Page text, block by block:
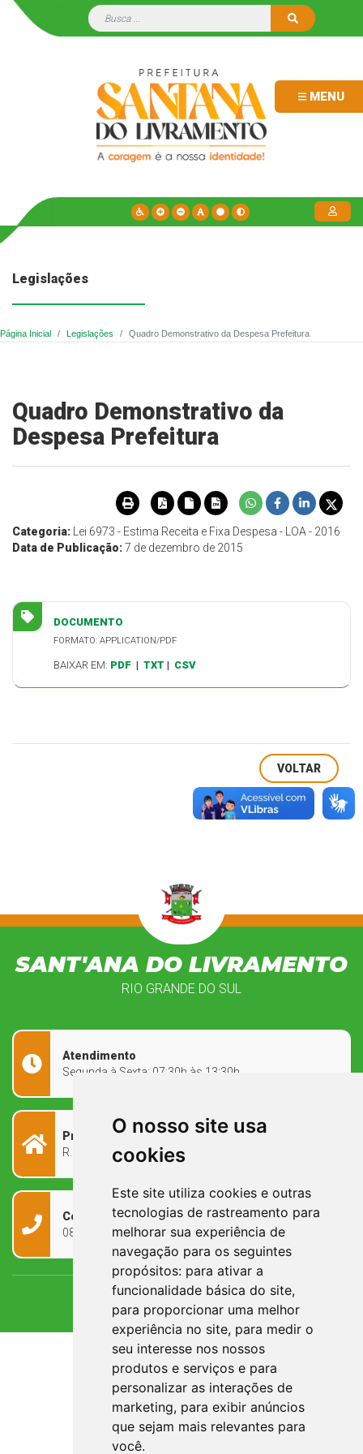
O nosso site usa
cookies
Este site utiliza cookies e outras
tecnologias de rastreamento para
melhorar sua experiência de
navegação para os seguintes
propósitos: para ativar a
funcionalidade básica do site,
para proporcionar uma melhor
experiência no site, para medir o
seu interesse nos nossos
produtos e serviços e para
personalizar as interações de
marketing, para exibir anúncios
que sejam mais relevantes para
você.
MENU
Legislações
Página Inicial Legislações Quadro Demonstrativo da Despesa Prefeitura
Quadro Demonstrativo da
Despesa Prefeitura
Categoria: Lei 6973 - Estima Receita e Fixa Despesa - LOA - 2016
Data de Publicação:7 de dezembro de 2015
DOCUMENTO
FORMATO: APPLICATION/PDF
BAIXAR EM: PDF | TXT | CSV
VOLTAR
SANT'ANA DO LIVRAMENTO
RIO GRANDE DO SUL
Atendimento
Segunda à Sexta: 07:30h às 13:30h
Prefeitura Municipal
R. Rivadávia Corrêa, 858 - Centro - RS, 97573-010
Contato
0800 090 2050